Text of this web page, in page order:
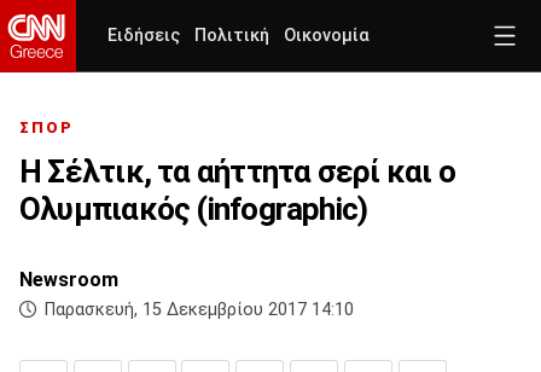
Ειδήσεις Πολιτική Οικονομία
ΣΠΟΡ
Η Σέλτικ, τα αήττητα σερί και ο
Ολυμπιακός (infographic)
Newsroom
Παρασκευή, 15 Δεκεμβρίου 2017 14:10